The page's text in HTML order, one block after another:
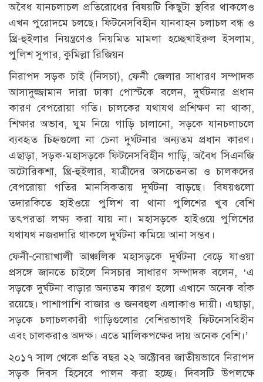
অবৈধ যানচলাচল প্রতিরোধের বিষয়টি কিছুটা স্থবির থাকলেও
এখন পুরোদমে চলছে। ফিটনেসবিহীন যানবাহন চলাচল বন্ধ ও
থ্রি-হুইলার নিয়ন্ত্রণেও নিয়মিত মামলা হচ্ছেখাইরুল ইসলাম,
পুলিশ সুপার, কুমিল্লা রিজিয়ন
নিরাপদ সড়ক চাই (নিসচা), ফেনী জেলার সাধারণ সম্পাদক
আসাদুজ্জামান দারা ঢাকা পোস্টকে বলেন, দুর্ঘটনার প্রধান
কারণ বেপরোয়া গতি। চালকের যথাযথ প্রশিক্ষণ না থাকা,
শিক্ষার অভাব, ঘুম নিয়ে গাড়ি চালানো, সড়কে যানচলাচলে
ব্যবহৃত চিহ্নগুলো না চেনা দুর্ঘটনার অন্যতম প্রধান কারণ।
এছাড়া, সড়ক-মহাসড়কে ফিটনেসবিহীন গাড়ি, অবৈধ সিএনজি
অটোরিকশা, থ্রি-হুইলার, যাত্রীদের অসচেতনতা ও চালকদের
বেপরোয়া গতির মানসিকতায় দুর্ঘটনা বাড়ছে। বিষয়গুলো
তদারকিতে হাইওয়ে পুলিশ বা থানা পুলিশের খুব বেশি
তৎপরতা লক্ষ্য করা যায় না। মহাসড়কে হাইওয়ে পুলিশের
যথাযথ নজরদারি থাকলে দুর্ঘটনা কমিয়ে আনা সম্ভব।
ফেনী-নোয়াখালী আঞ্চলিক মহাসড়কে দুর্ঘটনা বেড়ে যাওয়া
প্রসঙ্গে জানতে চাইলে নিসচার সাধারণ সম্পাদক বলেন, ‘এ
সড়কে দুর্ঘটনা বাড়ার অন্যতম কারণ হলো এখানে অনেক বাঁক
রয়েছে। পাশাপাশি বাজার ও জনবহুল এলাকাও দায়ী। এছাড়া,
সড়কে চলাচলকারী গাড়িগুলোর বেশিরভাগই ফিটনেসবিহীন
এবং চালকরাও অদক্ষ। এতে মালিকপক্ষের দায় অনেক বেশি।’
২০১৭ সাল থেকে প্রতি বছর ২২ অক্টোবর জাতীয়ভাবে নিরাপদ
সড়ক দিবস হিসেবে পালন করা হচ্ছে। দিবসটি উপলক্ষে